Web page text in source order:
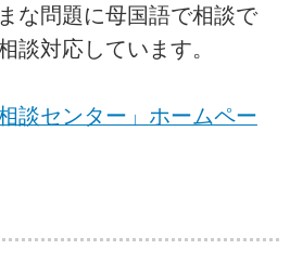
な問題に母国語で相談で
談対応しています。
談センター」ホームペー